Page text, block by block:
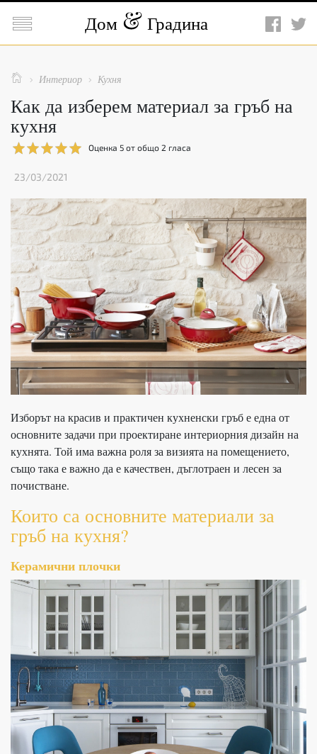
 Дом Градина
  Интериор  Кухня
Как да изберем материал за гръб на
кухня
Оценка 5 от общо 2 гласа
23/03/2021
Изборът на красив и практичен кухненски гръб е една от
основните задачи при проектиране интериорния дизайн на
кухнята. Той има важна роля за визията на помещението,
също така е важно да е качествен, дъглотраен и лесен за
почистване.
Които са основните материали за
гръб на кухня?
Керамични плочки